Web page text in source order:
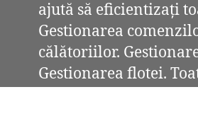
ajută să eficientizați
Gestionarea
călătoriilor.
Gestionarea flotei.